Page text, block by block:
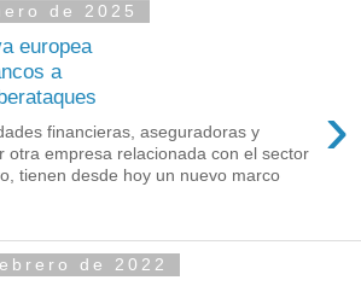
de 2025
europea
a
›
financieras, aseguradoras y
otra empresa relacionada con el sector
tienen desde hoy un nuevo marco
de 2022